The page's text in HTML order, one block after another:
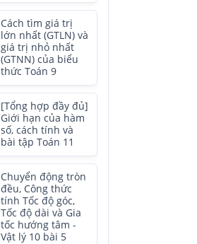
Cách tìm giá trị
lớn nhất (GTLN) và
giá trị nhỏ nhất
(GTNN) của biểu
thức Toán 9
[Tổng hợp đầy đủ]
Giới hạn của hàm
số, cách tính và
bài tập Toán 11
Chuyển động tròn
đều, Công thức
tính Tốc độ góc,
Tốc độ dài và Gia
tốc hướng tâm -
Vật lý 10 bài 5